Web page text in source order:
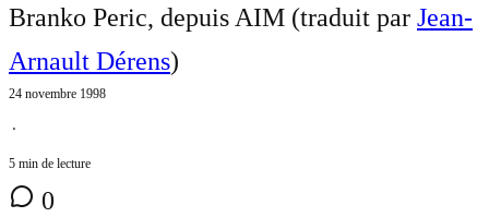
Branko Peric, depuis AIM (traduit par Jean-
Arnault Dérens)
24 novembre 1998
⋅
5 min de lecture
0